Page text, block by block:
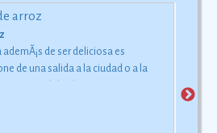
ademÃ¡s de ser deliciosa es
de una salida a la ciudad o a la